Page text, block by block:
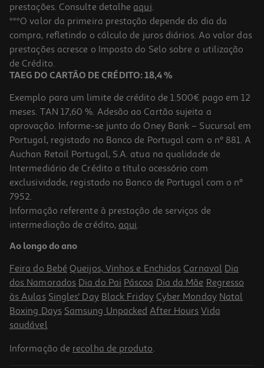
prestações. Consulte detalhe aqui.
***O valor da primeira prestação depende do dia da
compra, refletindo o cálculo de juros diários. Ao valor das
prestações acresce o Imposto do Selo sobre a utilização
de Crédito.
TAEG DO CARTÃO DE CRÉDITO: 18,4 %
Exemplo para um limite de crédito de 1.500€ pago em 12
meses. TAN 17,60 %. Adesão ao Cartão sujeita a
aprovação. Informe-se junto do Oney Bank – Sucursal em
Portugal, registado no Banco de Portugal com o nº 881. A
Auchan Retail Portugal, S.A. atua na qualidade de
Intermediário de Crédito a título acessório com
exclusividade, registado no Banco de Portugal com o nº
7952.
Informação referente à prestação de serviços de
intermediação de crédito, aqui.
Ao longo do ano
Feira do Bebé Queijos, Vinhos e Enchidos Carnaval Dia
dos Namorados Dia do Pai Páscoa Dia da Mãe Regresso
às Aulas Singles' Day Black Friday Cyber Monday Natal
Boxing Days Samsung Unpacked After Hours Vida
saudável
Informação de recolha de produto.